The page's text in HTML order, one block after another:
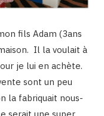
fils Adam (3ans
Il la voulait à
je lui en achète.
sont un peu
la fabriquait nous-
serait une super